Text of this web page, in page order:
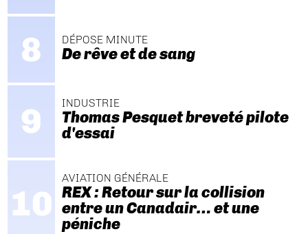
DÉPOSE MINUTE
De rêve et de sang
INDUSTRIE
Thomas Pesquet breveté pilote
d'essai
AVIATION GÉNÉRALE
REX : Retour sur la collision
entre un Canadair… et une
péniche